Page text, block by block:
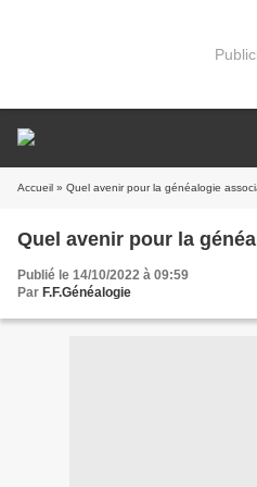
Accueil » Quel avenir pour la généalogie
Quel avenir pour la
Publié le 14/10/2022 à 09:59
Par F.F.Généalogie